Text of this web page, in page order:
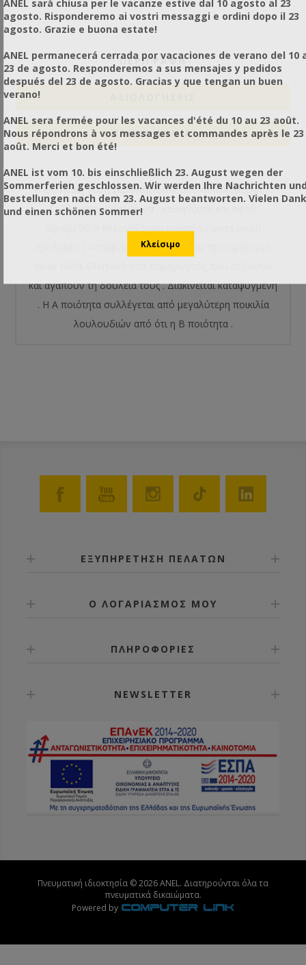
ΠΕΡΙΓΡΑΦΗ
ΕΠΙΚΟΙΝΩΝΙΑ
Η Ελληνική γύρη χαρακτηρίζεται από ποικιλομορφία .
Συλλέγεται καθημερινά , καθαρίζεται και αφού
σβολιάσει ) καταψύχεται . Η γύρη που προσφέρουμε
και αγαπούν τη δουλειά τους . Διακινείται καταψυγμένη
. Η Α ποιότητα συλλέγεται από μεγαλύτερη ποικιλία
λουλουδιών από ότι η Β ποιότητα .
ΕΞΥΠΗΡΕΤΗΣΗ ΠΕΛΑΤΩΝ
Ο ΛΟΓΑΡΙΑΣΜΟΣ ΜΟΥ
ΠΛΗΡΟΦΟΡΙΕΣ
NEWSLETTER
Πνευματική ιδιοκτησία © 2026 ANEL. Διατηρούνται όλα τα
πνευματικά δικαιώματα.
Powered by
agosto. Risponderemo ai vostri messaggi e ordini dopo il 23
agosto. Grazie e buona estate!
ANEL permanecerá cerrada por vacaciones de verano del 10
23 de agosto. Responderemos a sus mensajes y pedidos
después del 23 de agosto. Gracias y que tengan un buen
verano!
ANEL sera fermée pour les vacances d'été du 10 au 23 août.
Nous répondrons à vos messages et commandes après le 23
août. Merci et bon été!
ANEL ist vom 10. bis einschließlich 23. August wegen der
Sommerferien geschlossen. Wir werden Ihre Nachrichten
Bestellungen nach dem 23. August beantworten. Vielen Dank
und einen schönen Sommer!